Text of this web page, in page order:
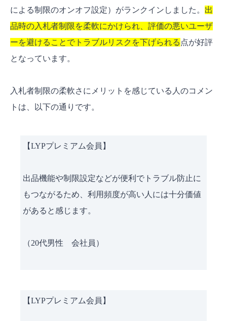
による制限のオンオフ設定）がランクインしました。 出
品時の入札者制限を柔軟にかけられ、評価の悪いユーザ
ーを避けることでトラブルリスクを下げられる 点が好評
となっています。
入札者制限の柔軟さにメリットを感じている人のコメン
トは、以下の通りです。
【LYPプレミアム会員】
出品機能や制限設定などが便利でトラブル防止に
もつながるため、利用頻度が高い人には十分価値
があると感じます。
（20代男性 会社員）
【LYPプレミアム会員】